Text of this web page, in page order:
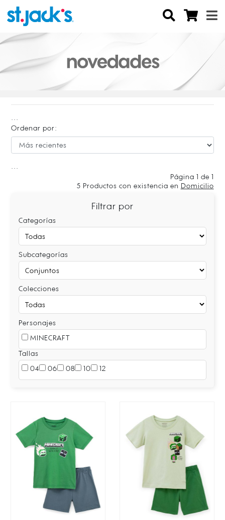
Ordenar por:
Página 1 de 1
5 Productos con existencia en Domicilio
Filtrar por
Categorías
Subcategorías
Colecciones
Personajes
MINECRAFT
Tallas
04
06 08 10 12